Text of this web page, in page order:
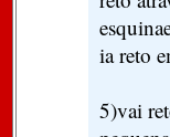
ia reto
5)vai